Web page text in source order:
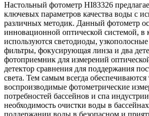
Настольный фотометр HI83326
ключевых параметров качества воды с
различных методик. Данный фотометр
инновационной оптической системой, в
используются светодиоды,
фильтры, фокусирующая линза и два
фотоприемник для измерений
детектор сравнения для поддержания
света. Тем самым всегда
воспроизводимые фотометрические
потребностей бассейнов и спа
необходимость очистки воды в